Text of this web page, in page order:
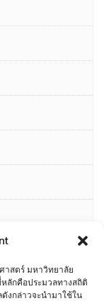
สตร์ มหาวิทยาลัย
ลักคือประมวลทางสถิติ
งกล่าวจะนำมาใช้ใน